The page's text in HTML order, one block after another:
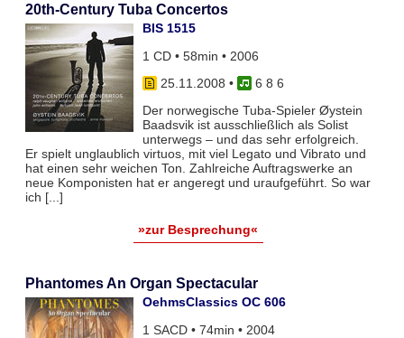
20th-Century Tuba Concertos
BIS 1515
1 CD • 58min • 2006
25.11.2008 •
6 8 6
Der norwegische Tuba-Spieler Øystein
Baadsvik ist ausschließlich als Solist
unterwegs – und das sehr erfolgreich.
Er spielt unglaublich virtuos, mit viel Legato und Vibrato und
hat einen sehr weichen Ton. Zahlreiche Auftragswerke an
neue Komponisten hat er angeregt und uraufgeführt. So war
ich [...]
»zur Besprechung«
Phantomes An Organ Spectacular
OehmsClassics OC 606
1 SACD • 74min • 2004